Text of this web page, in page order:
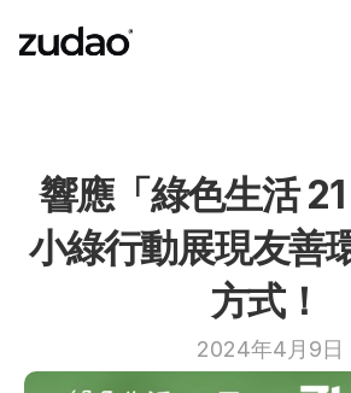
響應「綠色生活
小綠行動展現友善
方式！
2024年4月9日